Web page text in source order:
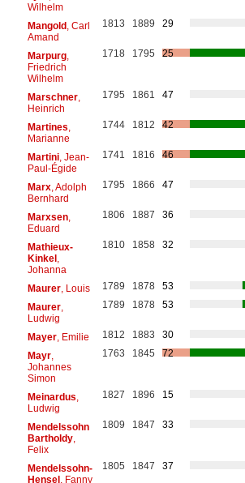
Wilhelm
Mangold, Carl
Amand
1813 1889 29
Marpurg,
Friedrich
Wilhelm
1718 1795 25
Marschner,
Heinrich
1795 1861 47
Martines
Marianne
1744 1812 42
Martini, Jean-
Paul-Égide
1741 1816 46
Marx, Adolph
Bernhard
1795 1866 47
Marxsen,
Eduard
1806 1887 36
Mathieux-
Kinkel,
Johanna
1810 1858 32
Maurer, Louis 1789 1878
53
Maurer,
Ludwig
1789 1878 53
Mayer, Emilie 1812 1883
30
Mayr,
Johannes
Simon
1763 1845 72
Meinardus
Ludwig
1827 1896 15
Mendelssohn
Bartholdy,
Felix
1809 1847 33
Mendelssohn-
Hensel, Fanny
1805 1847 37